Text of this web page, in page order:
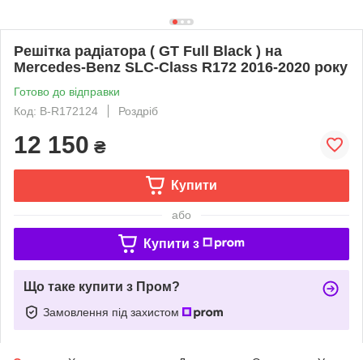
Решітка радіатора ( GT Full Black ) на
Mercedes-Benz SLC-Class R172 2016-2020 року
Готово до відправки
Код: B-R172124
Роздріб
12 150 ₴
Купити
або
Купити з
Що таке купити з Пром?
Замовлення під захистом